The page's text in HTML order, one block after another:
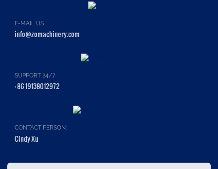
E-MAIL US
info@zomachinery.com
SUPPORT 24/7
+86 19138012972
CONTACT PERSON:
Cindy Xu